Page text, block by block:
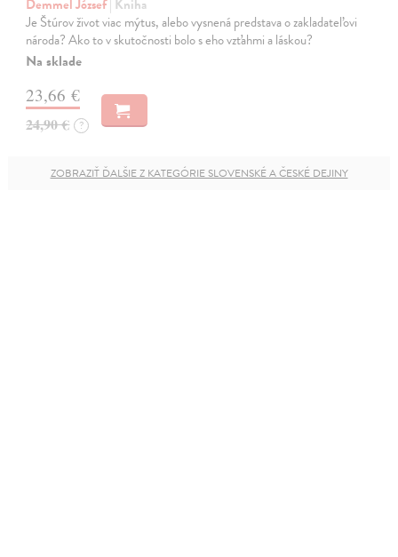
Demmel József| Kniha
Je Štúrov život viac mýtus, alebo vysnená predstava o zakladateľovi
národa? Ako to v skutočnosti bolo s eho vzťahmi a láskou?
Na sklade
23,66 €
24,90 € ?
ZOBRAZIŤ ĎALŠIE Z KATEGÓRIE SLOVENSKÉ A ČESKÉ DEJINY